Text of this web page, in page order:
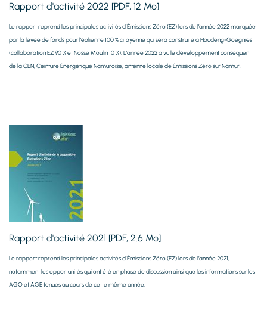
Rapport d'activité 2022 [PDF, 12 Mo]
Le rapport reprend les principales activités d’Émissions Zéro (EZ) lors de l’année 2022 marquée
par la levée de fonds pour l'éolienne 100 % citoyenne qui sera construite à Houdeng-Goegnies
(collaboration EZ 90 % et Nosse Moulin 10 %). L'année 2022 a vu le développement conséquent
de la CEN, Ceinture Énergétique Namuroise, antenne locale de Émissions Zéro sur Namur.
Rapport d'activité 2021 [PDF, 2.6 Mo]
Le rapport reprend les principales activités d’Émissions Zéro (EZ) lors de l’année 2021,
notamment les opportunités qui ont été en phase de discussion ainsi que les informations sur les
AGO et AGE tenues au cours de cette même année.